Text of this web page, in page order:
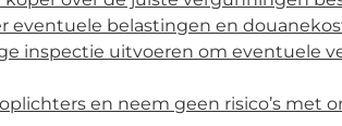
eventuele belastingen en
inspectie uitvoeren om eventuele
en neem geen risico’s met